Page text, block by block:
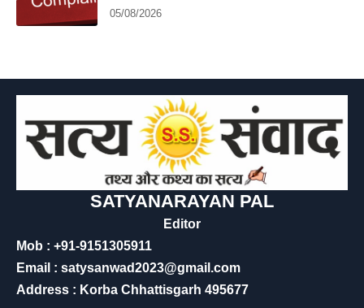
05/08/2026
SATYANARAYAN PAL
Editor
Mob : +91-9151305911
Email : satysanwad2023@gmail.com
Address : Korba Chhattisgarh 495677